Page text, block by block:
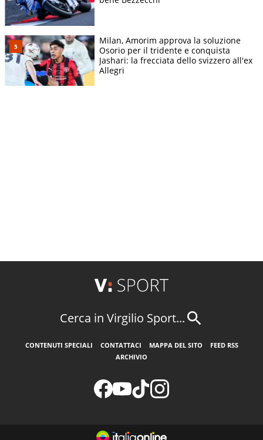
Milan, Amorim approva la soluzione
Osorio per il tridente e conquista
Jashari: la frecciata dello svizzero all'ex
Allegri
Cerca in Virgilio Sport...
CONTENUTI SPECIALI CONTATTACI MAPPA DEL SITO
FEED RSS
ARCHIVIO